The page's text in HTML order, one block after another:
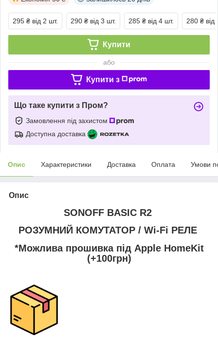
295 ₴ від 2 шт. 290 ₴ від 3 шт. 285 ₴ від 4 шт. 280 ₴ від
Купити
або
Купити з
Що таке купити з Пром?
Замовлення під захистом
Доступна доставка
Опис Характеристики Доставка Оплата Умови
Опис
SONOFF BASIC R2
РОЗУМНИЙ КОМУТАТОР / Wi-Fi РЕЛЕ
*Можлива прошивка під Apple HomeKit
(+100грн)